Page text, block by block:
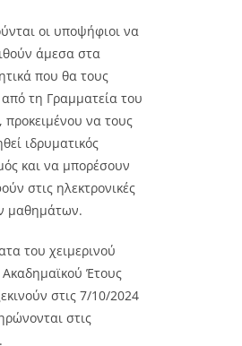
οι υποψήφιοι να
άμεσα στα
που θα τους
τη Γραμματεία του
προκειμένου να τους
ιδρυματικός
και να μπορέσουν
στις ηλεκτρονικές
μαθημάτων.
του χειμερινού
Έτους
στις 7/10/2024
στις